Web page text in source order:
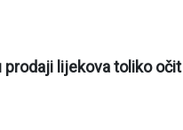
lijekova toliko